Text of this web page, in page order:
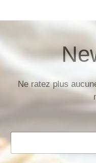
Ne ratez plus